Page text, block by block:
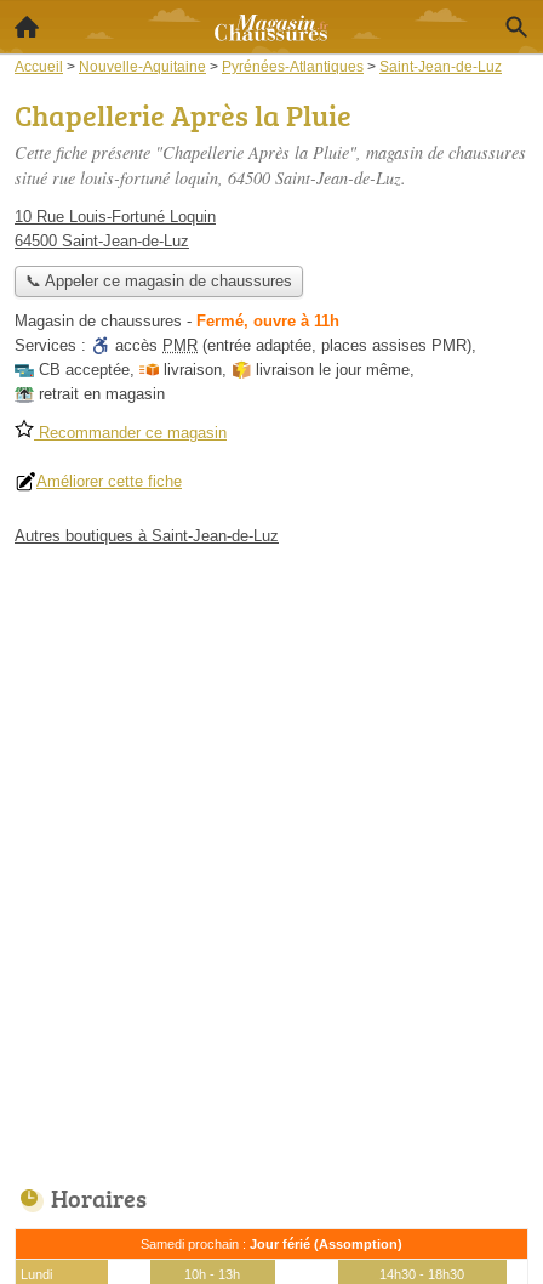
Accueil > Nouvelle-Aquitaine > Pyrénées-Atlantiques > Saint-Jean-de-Luz
Chapellerie Après la Pluie
Cette fiche présente "Chapellerie Après la Pluie", magasin de chaussures
situé rue louis-fortuné loquin, 64500 Saint-Jean-de-Luz.
10 Rue Louis-Fortuné Loquin
64500 Saint-Jean-de-Luz
📞 Appeler ce magasin de chaussures
Magasin de chaussures - Fermé, ouvre à 11h
Services :
accès PMR (entrée adaptée, places assises PMR),
CB acceptée, livraison, livraison le jour même,
retrait en magasin
Recommander ce magasin
Améliorer cette fiche
Autres boutiques à Saint-Jean-de-Luz
Horaires
Samedi prochain : Jour férié (Assomption)
Lundi 10h - 13h
14h30 - 18h30